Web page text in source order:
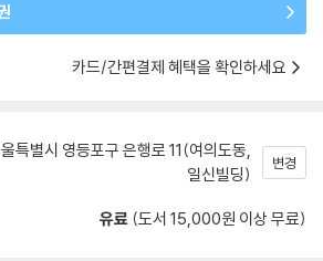
카드/간편결제 혜택을 확인하세요
특별시 영등포구 은행로 11(여의도동,
일신빌딩)
변경
유료 (도서 15,000원 이상 무료)